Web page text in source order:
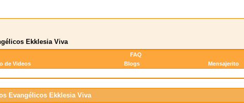
Ekklesia Viva
FAQ
de Videos Blogs Mensajerito
Evangélicos Ekklesia Viva